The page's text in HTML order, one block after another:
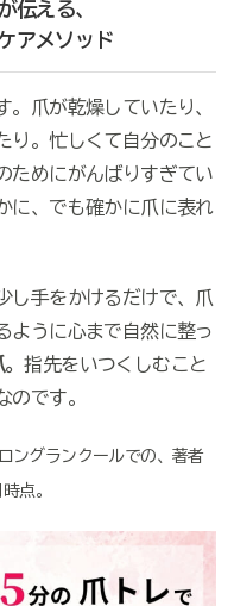
伝える、
アメソッド
爪が乾燥していたり、
り。忙しくて自分のこと
ためにがんばりすぎてい
に、でも確かに爪に表れ
手をかけるだけで、爪
ように心まで自然に整っ
。指先をいつくしむこと
のです。
ングランクールでの、著者
点。